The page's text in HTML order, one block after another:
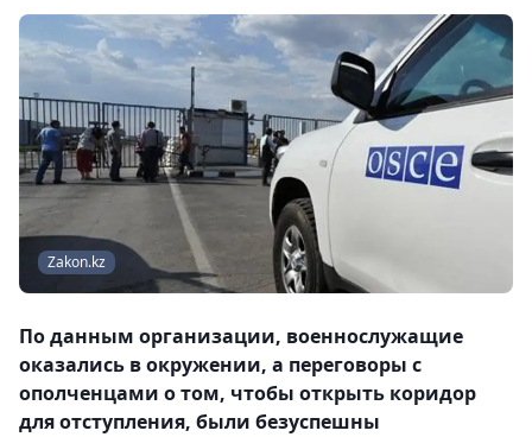
Zakon.kz
По данным организации, военнослужащие
оказались в окружении, а переговоры с
ополченцами о том, чтобы открыть коридор
для отступления, были безуспешны